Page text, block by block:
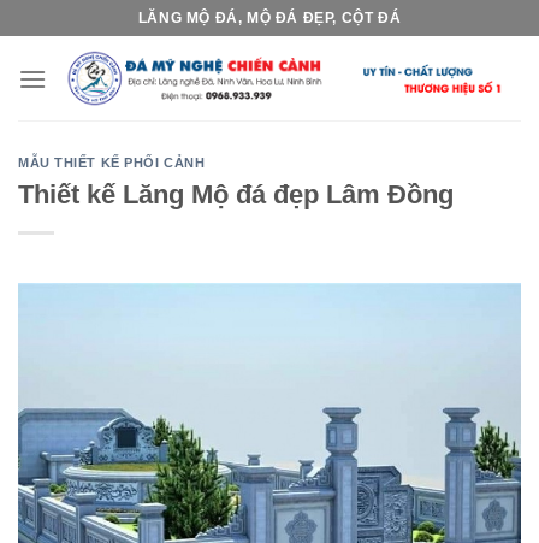
content
LĂNG MỘ ĐÁ, MỘ ĐÁ ĐẸP, CỘT ĐÁ
MẪU THIẾT KẾ PHỐI CẢNH
Thiết kế Lăng Mộ đá đẹp Lâm Đồng